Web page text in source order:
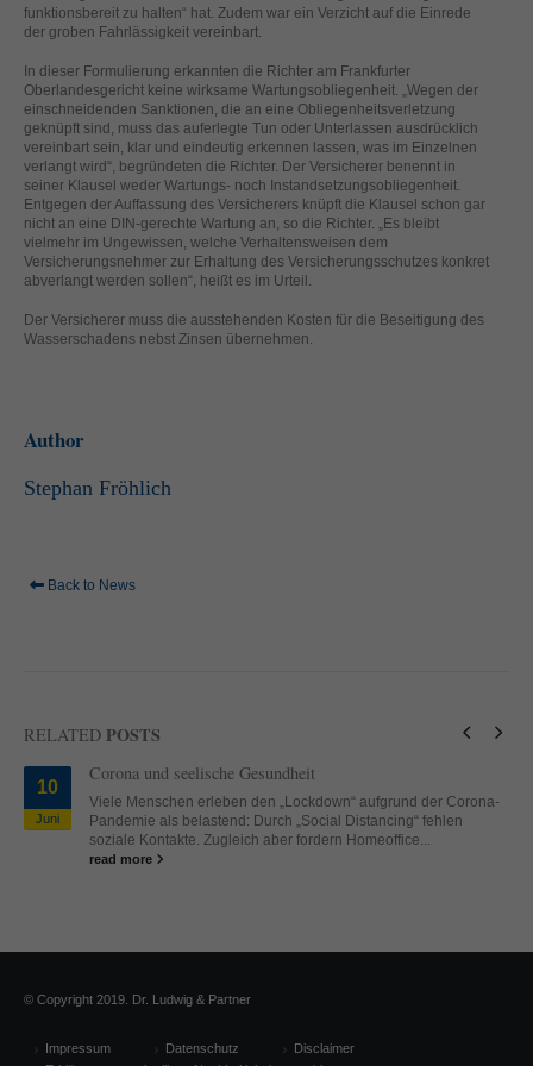
funktionsbereit zu halten“ hat. Zudem war ein Verzicht auf die Einrede
der groben Fahrlässigkeit vereinbart.
In dieser Formulierung erkannten die Richter am Frankfurter
Oberlandesgericht keine wirksame Wartungsobliegenheit. „Wegen der
einschneidenden Sanktionen, die an eine Obliegenheitsverletzung
geknüpft sind, muss das auferlegte Tun oder Unterlassen ausdrücklich
vereinbart sein, klar und eindeutig erkennen lassen, was im Einzelnen
verlangt wird“, begründeten die Richter. Der Versicherer benennt in
seiner Klausel weder Wartungs- noch Instandsetzungsobliegenheit.
Entgegen der Auffassung des Versicherers knüpft die Klausel schon gar
nicht an eine DIN-gerechte Wartung an, so die Richter. „Es bleibt
vielmehr im Ungewissen, welche Verhaltensweisen dem
Versicherungsnehmer zur Erhaltung des Versicherungsschutzes konkret
abverlangt werden sollen“, heißt es im Urteil.
Der Versicherer muss die ausstehenden Kosten für die Beseitigung des
Wasserschadens nebst Zinsen übernehmen.
Author
Stephan Fröhlich
Back to News
RELATED POSTS
10
Juni
Corona und seelische Gesundheit
Viele Menschen erleben den „Lockdown“ aufgrund der Corona-
Pandemie als belastend: Durch „Social Distancing“ fehlen
soziale Kontakte. Zugleich aber fordern Homeoffice...
read more
© Copyright 2019. Dr. Ludwig & Partner
Impressum Datenschutz
Disclaimer
helfen, diese Website und Ihre Erfahrung zu verbessern.
Personenbezogene Daten können verarbeitet werden (z. B. IP-
Anzeigen- und Inhaltsmessung. Weitere Informationen über die
Verwendung Ihrer Daten finden Sie in unserer
Datenschutzerklärung .
Hier finden Sie eine Übersicht über alle verwendeten Cookies. Sie
können Ihre Einwilligung zu ganzen Kategorien geben oder sich
weitere Informationen anzeigen lassen und so nur bestimmte
Cookies auswählen.
Alle akzeptieren Speichern
Datenschutzeinstellungen
Essenziell (1)
Externe Medien (2)
mehr.